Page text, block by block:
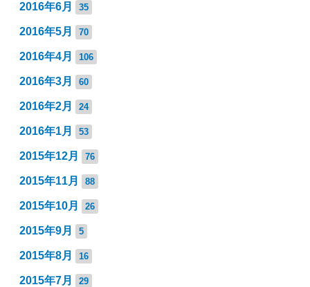
2016年6月 35
2016年5月 70
2016年4月 106
2016年3月 60
2016年2月 24
2016年1月 53
2015年12月 76
2015年11月 88
2015年10月 26
2015年9月 5
2015年8月 16
2015年7月 29